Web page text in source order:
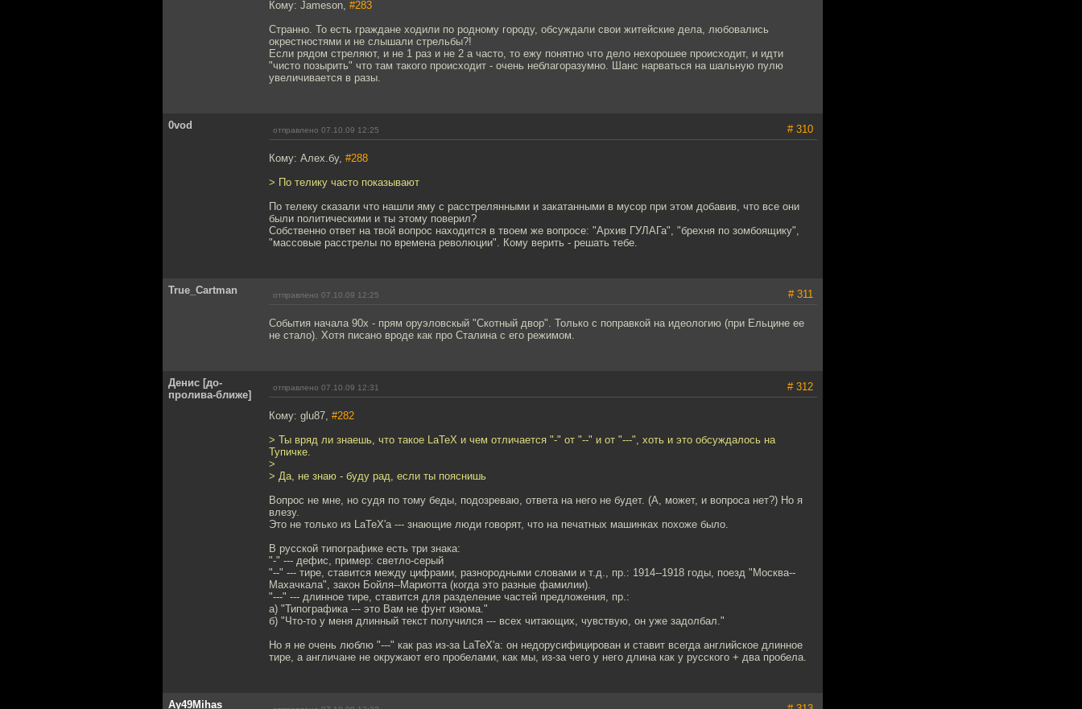
Кому: Jameson, #283
Странно. То есть граждане ходили по родному городу, обсуждали свои житейские дела, любовались
окрестностями и не слышали стрельбы?!
Если рядом стреляют, и не 1 раз и не 2 а часто, то ежу понятно что дело нехорошее происходит, и идти
"чисто позырить" что там такого происходит - очень неблагоразумно. Шанс нарваться на шальную пулю
увеличивается в разы.
0vod отправлено 07.10.09 12:25 # 310
Кому: Алех.бу, #288
> По телику часто показывают
По телеку сказали что нашли яму с расстрелянными и закатанными в мусор при этом добавив, что все они
были политическими и ты этому поверил?
Собственно ответ на твой вопрос находится в твоем же вопросе: "Архив ГУЛАГа", "брехня по зомбоящику",
"массовые расстрелы по времена революции". Кому верить - решать тебе.
True_Cartman отправлено 07.10.09 12:25 # 311
События начала 90х - прям оруэловскый "Скотный двор". Только с поправкой на идеологию (при Ельцине ее
не стало). Хотя писано вроде как про Сталина с его режимом.
Денис [до-
пролива-ближе]
отправлено 07.10.09 12:31 # 312
Кому: glu87, #282
> Ты вряд ли знаешь, что такое LaTeX и чем отличается "-" от "--" и от "---", хоть и это обсуждалось на
Тупичке.
>
> Да, не знаю - буду рад, если ты пояснишь
Вопрос не мне, но судя по тому беды, подозреваю, ответа на него не будет. (А, может, и вопроса нет?) Но я
влезу.
Это не только из LaTeX'a --- знающие люди говорят, что на печатных машинках похоже было.
В русской типографике есть три знака:
"-" --- дефис, пример: светло-серый
"--" --- тире, ставится между цифрами, разнородными словами и т.д., пр.: 1914--1918 годы, поезд "Москва--
Махачкала", закон Бойля--Мариотта (когда это разные фамилии).
"---" --- длинное тире, ставится для разделение частей предложения, пр.:
а) "Типографика --- это Вам не фунт изюма."
б) "Что-то у меня длинный текст получился --- всех читающих, чувствую, он уже задолбал."
Но я не очень люблю "---" как раз из-за LaTeX'а: он недорусифицирован и ставит всегда английское длинное
тире, а англичане не окружают его пробелами, как мы, из-за чего у него длина как у русского + два пробела.
Ay49Mihas